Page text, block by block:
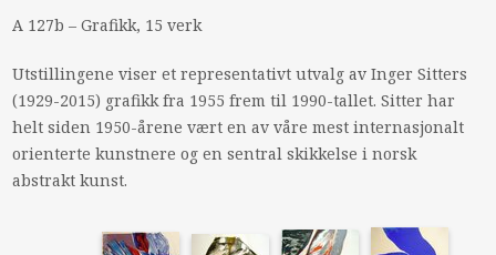
A 127b – Grafikk, 15 verk
Utstillingene viser et representativt utvalg av Inger Sitters
(1929-2015) grafikk fra 1955 frem til 1990-tallet. Sitter har
helt siden 1950-årene vært en av våre mest internasjonalt
orienterte kunstnere og en sentral skikkelse i norsk
abstrakt kunst.